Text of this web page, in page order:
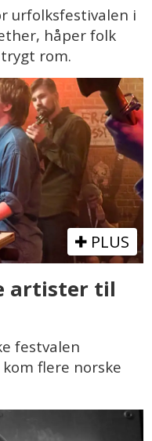
urfolksfestivalen i
håper folk
rom.
PLUS
artister til
festvalen
flere norske